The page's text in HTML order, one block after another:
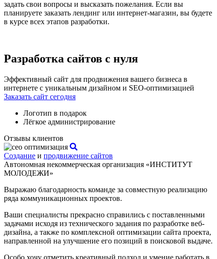
задать свои вопросы и высказать пожелания. Если вы
планируете заказать лендинг или интернет-магазин, вы будете
в курсе всех этапов разработки.
Разработка сайтов с нуля
Эффективный сайт для продвижения вашего бизнеса в
интернете с уникальным дизайном и SEO-оптимизацией
Заказать сайт сегодня
Логотип в подарок
Лёгкое администрирование
Отзывы клиентов
Создание и продвижение сайтов
Автономная некоммерческая организация «ИНСТИТУТ
МОЛОДЕЖИ»
Выражаю благодарность команде за совместную реализацию
ряда коммуникационных проектов.
Ваши специалисты прекрасно справились с поставленными
задачами исходя из технического задания по разработке веб-
дизайна, а также по комплексной оптимизации сайта проекта,
направленной на улучшение его позиций в поисковой выдаче.
Особо хочу отметить креативный подход и умение работать в